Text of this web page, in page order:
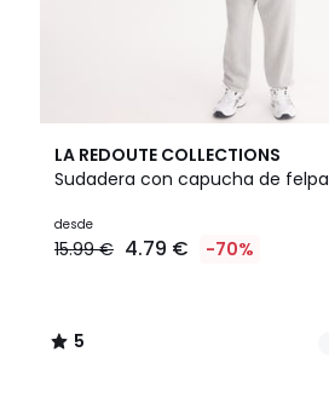
LA REDOUTE COLLECTIONS
Sudadera con capucha de felpa
desde
15.99 € 4.79 € -70%
5
/
5
Colores
5
/